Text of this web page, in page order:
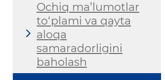
Ochiq ma’lumotlar
to‘plami va qayta
aloqa
samaradorligini
baholash